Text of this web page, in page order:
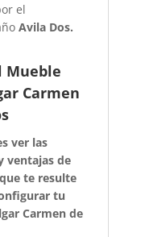
el
Avila Dos.
Mueble
Carmen
ver las
ventajas de
te resulte
tu
Carmen de